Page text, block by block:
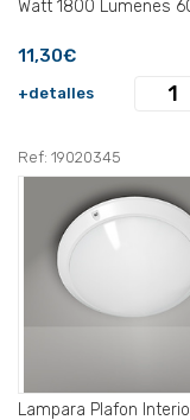
Watt 1800 Lumenes
11,30€
+detalles
Ref: 19020345
Lampara Plafon